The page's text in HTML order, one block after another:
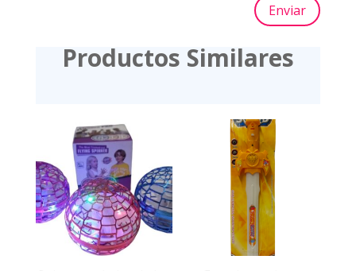
Enviar
Productos Similares